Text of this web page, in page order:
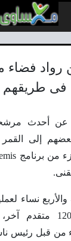
فضاء
فى طريقهم
أحدث
بعضهم إلى
نساء
يواجهون حوالي
من قبل رئيس